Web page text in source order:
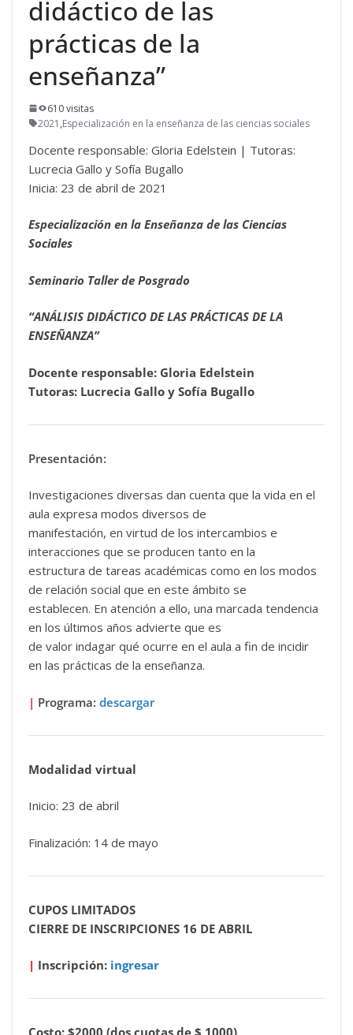
didáctico de las
prácticas de la
enseñanza”
610 visitas
2021 ,Especialización en la enseñanza de las ciencias sociales
Docente responsable: Gloria Edelstein | Tutoras:
Lucrecia Gallo y Sofía Bugallo
Inicia: 23 de abril de 2021
Especialización en la Enseñanza de las Ciencias
Sociales
Seminario Taller de Posgrado
“ANÁLISIS DIDÁCTICO DE LAS PRÁCTICAS DE LA
ENSEÑANZA”
Docente responsable: Gloria Edelstein
Tutoras: Lucrecia Gallo y Sofía Bugallo
Presentación:
Investigaciones diversas dan cuenta que la vida en el
aula expresa modos diversos de
manifestación, en virtud de los intercambios e
interacciones que se producen tanto en la
estructura de tareas académicas como en los modos
de relación social que en este ámbito se
establecen. En atención a ello, una marcada tendencia
en los últimos años advierte que es
de valor indagar qué ocurre en el aula a fin de incidir
en las prácticas de la enseñanza.
| Programa: descargar
Modalidad virtual
Inicio: 23 de abril
Finalización: 14 de mayo
CUPOS LIMITADOS
CIERRE DE INSCRIPCIONES 16 DE ABRIL
| Inscripción: ingresar